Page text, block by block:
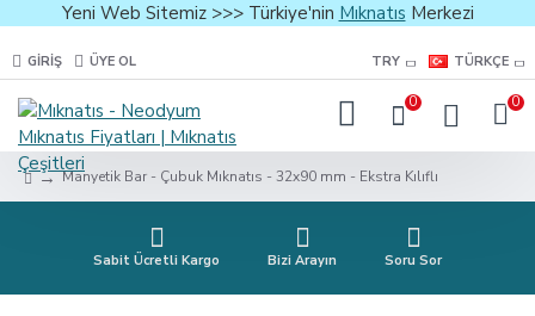
Yeni Web Sitemiz >>> Türkiye'nin Mıknatıs Merkezi
GIRIŞ ÜYE OL TRY TÜRKÇE
0 0
Manyetik Bar - Çubuk Mıknatıs - 32x90 mm - Ekstra Kılıflı
Sabit Ücretli Kargo Bizi Arayın Soru Sor